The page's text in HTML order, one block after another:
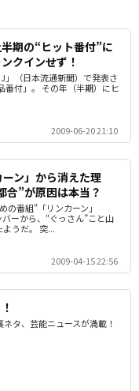
期の“ヒット番付”に
クインせず！
」（日本流通新聞）で発表さ
付」。 その年（半期）にヒ
2009-06-20 21:10
ン」から消えた理
合”が原因は本当？
の番組"「リンカーン」
バーから、“ぐっさん”こと山
うだ。 突...
2009-04-15 22:56
タ、芸能ニュースが満載！